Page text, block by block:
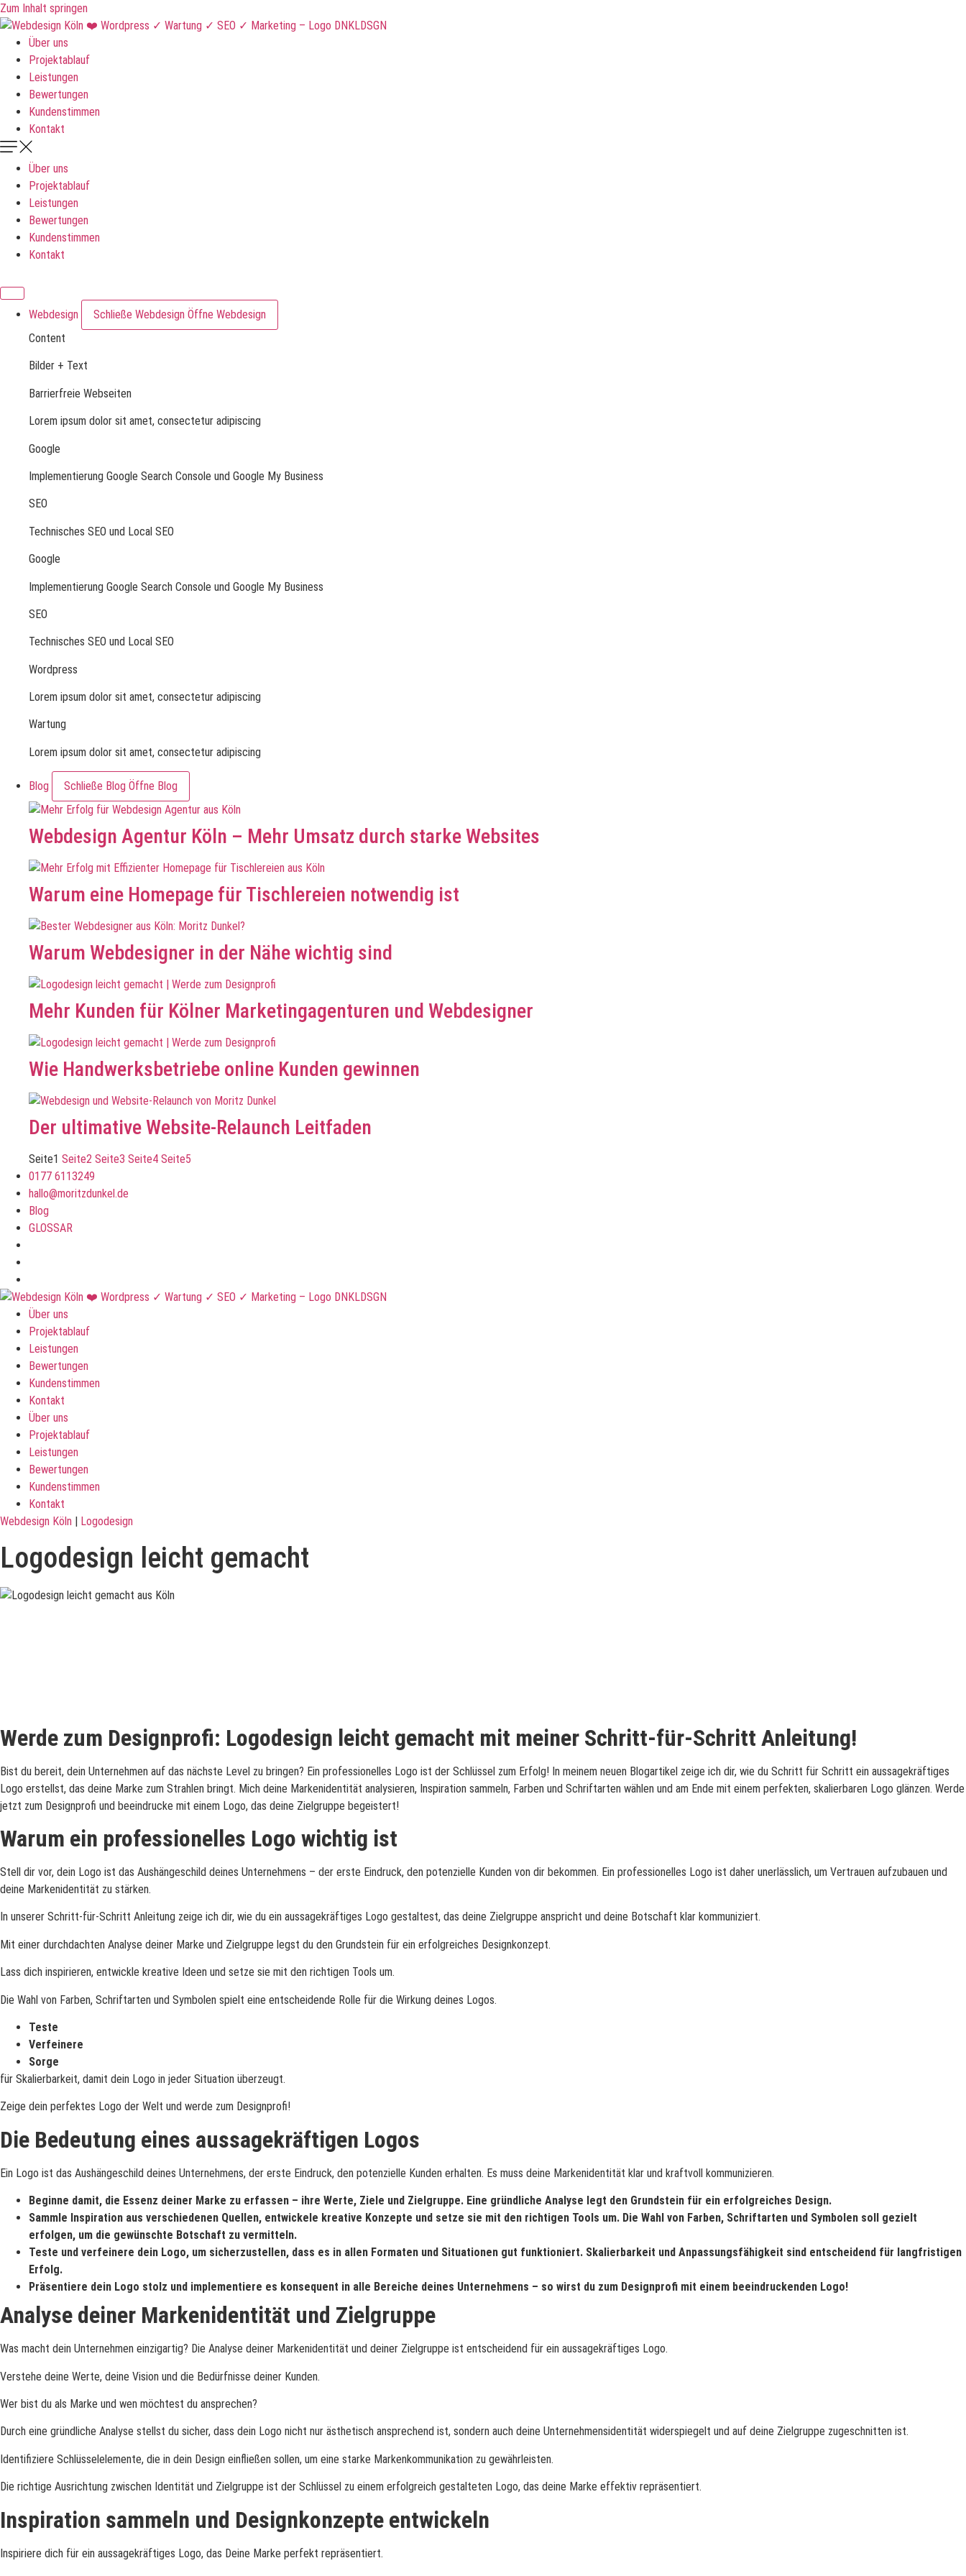
Zum Inhalt springen
Über uns
Projektablauf
Leistungen
Bewertungen
Kundenstimmen
Kontakt
Über uns
Projektablauf
Leistungen
Bewertungen
Kundenstimmen
Kontakt
Webdesign Schließe Webdesign Öffne Webdesign
Content
Bilder + Text
Barrierfreie Webseiten
Lorem ipsum dolor sit amet, consectetur adipiscing
Google
Implementierung Google Search Console und Google My Business
SEO
Technisches SEO und Local SEO
Google
Implementierung Google Search Console und Google My Business
SEO
Technisches SEO und Local SEO
Wordpress
Lorem ipsum dolor sit amet, consectetur adipiscing
Wartung
Lorem ipsum dolor sit amet, consectetur adipiscing
Blog Schließe Blog Öffne Blog
Webdesign Agentur Köln – Mehr Umsatz durch starke Websites
Warum eine Homepage für Tischlereien notwendig ist
Warum Webdesigner in der Nähe wichtig sind
Mehr Kunden für Kölner Marketingagenturen und Webdesigner
Wie Handwerksbetriebe online Kunden gewinnen
Der ultimative Website-Relaunch Leitfaden
Seite1 Seite2 Seite3 Seite4 Seite5
0177 6113249
hallo@moritzdunkel.de
Blog
GLOSSAR
Über uns
Projektablauf
Leistungen
Bewertungen
Kundenstimmen
Kontakt
Über uns
Projektablauf
Leistungen
Bewertungen
Kundenstimmen
Kontakt
Webdesign Köln
Logodesign
Logodesign leicht gemacht
Werde zum Designprofi: Logodesign leicht gemacht mit meiner Schritt-für-Schritt Anleitung!
Bist du bereit, dein Unternehmen auf das nächste Level zu bringen? Ein professionelles Logo ist der Schlüssel zum Erfolg! In meinem neuen Blogartikel zeige ich dir, wie du Schritt für Schritt ein aussagekräftiges
Logo erstellst, das deine Marke zum Strahlen bringt. Mich deine Markenidentität analysieren, Inspiration sammeln, Farben und Schriftarten wählen und am Ende mit einem perfekten, skalierbaren Logo glänzen. Werde
jetzt zum Designprofi und beeindrucke mit einem Logo, das deine Zielgruppe begeistert!
Warum ein professionelles Logo wichtig ist
Stell dir vor, dein Logo ist das Aushängeschild deines Unternehmens – der erste Eindruck, den potenzielle Kunden von dir bekommen. Ein professionelles Logo ist daher unerlässlich, um Vertrauen aufzubauen und
deine Markenidentität zu stärken.
In unserer Schritt-für-Schritt Anleitung zeige ich dir, wie du ein aussagekräftiges Logo gestaltest, das deine Zielgruppe anspricht und deine Botschaft klar kommuniziert.
Mit einer durchdachten Analyse deiner Marke und Zielgruppe legst du den Grundstein für ein erfolgreiches Designkonzept.
Lass dich inspirieren, entwickle kreative Ideen und setze sie mit den richtigen Tools um.
Die Wahl von Farben, Schriftarten und Symbolen spielt eine entscheidende Rolle für die Wirkung deines Logos.
Teste
Verfeinere
Sorge
für Skalierbarkeit, damit dein Logo in jeder Situation überzeugt.
Zeige dein perfektes Logo der Welt und werde zum Designprofi!
Die Bedeutung eines aussagekräftigen Logos
Ein Logo ist das Aushängeschild deines Unternehmens, der erste Eindruck, den potenzielle Kunden erhalten. Es muss deine Markenidentität klar und kraftvoll kommunizieren.
Beginne damit, die Essenz deiner Marke zu erfassen – ihre Werte, Ziele und Zielgruppe. Eine gründliche Analyse legt den Grundstein für ein erfolgreiches Design.
Sammle Inspiration aus verschiedenen Quellen, entwickele kreative Konzepte und setze sie mit den richtigen Tools um. Die Wahl von Farben, Schriftarten und Symbolen soll gezielt
erfolgen, um die gewünschte Botschaft zu vermitteln.
Teste und verfeinere dein Logo, um sicherzustellen, dass es in allen Formaten und Situationen gut funktioniert. Skalierbarkeit und Anpassungsfähigkeit sind entscheidend für langfristigen
Erfolg.
Präsentiere dein Logo stolz und implementiere es konsequent in alle Bereiche deines Unternehmens – so wirst du zum Designprofi mit einem beeindruckenden Logo!
Analyse deiner Markenidentität und Zielgruppe
Was macht dein Unternehmen einzigartig? Die Analyse deiner Markenidentität und deiner Zielgruppe ist entscheidend für ein aussagekräftiges Logo.
Verstehe deine Werte, deine Vision und die Bedürfnisse deiner Kunden.
Wer bist du als Marke und wen möchtest du ansprechen?
Durch eine gründliche Analyse stellst du sicher, dass dein Logo nicht nur ästhetisch ansprechend ist, sondern auch deine Unternehmensidentität widerspiegelt und auf deine Zielgruppe zugeschnitten ist.
Identifiziere Schlüsselelemente, die in dein Design einfließen sollen, um eine starke Markenkommunikation zu gewährleisten.
Die richtige Ausrichtung zwischen Identität und Zielgruppe ist der Schlüssel zu einem erfolgreich gestalteten Logo, das deine Marke effektiv repräsentiert.
Inspiration sammeln und Designkonzepte entwickeln
Inspiriere dich für ein aussagekräftiges Logo, das Deine Marke perfekt repräsentiert.